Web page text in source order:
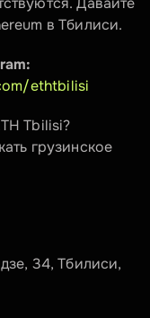
в Тбилиси.
ethtbilisi
Tbilisi?
грузинское
34, Тбилиси,